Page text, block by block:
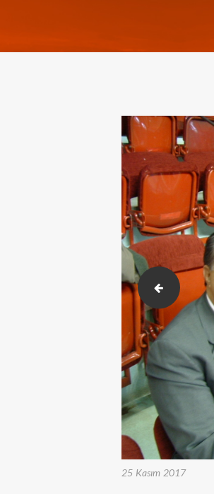
öztek
25 Kasım 2017